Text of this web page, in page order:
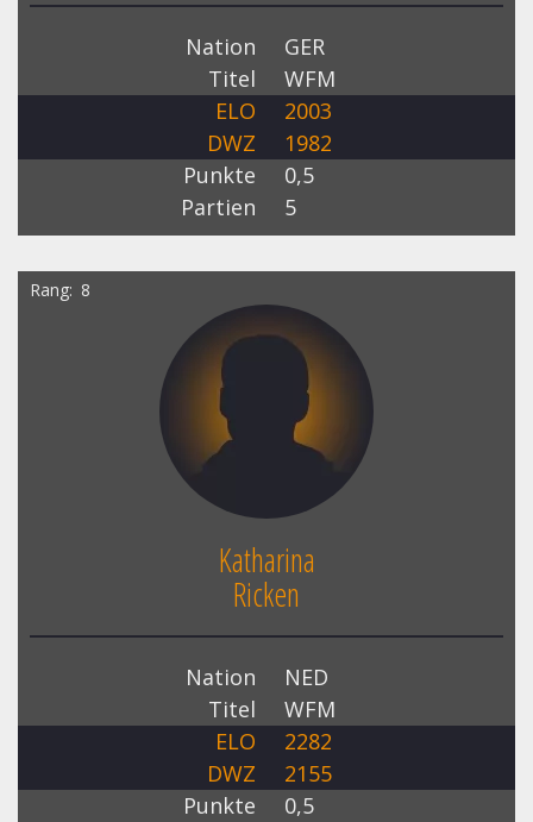
Nation
GER
Titel
WFM
ELO
2003
DWZ
1982
Punkte
0,5
Partien
5
Rang 8
Katharina
Ricken
Nation
NED
Titel
WFM
ELO
2282
DWZ
2155
Punkte
0,5